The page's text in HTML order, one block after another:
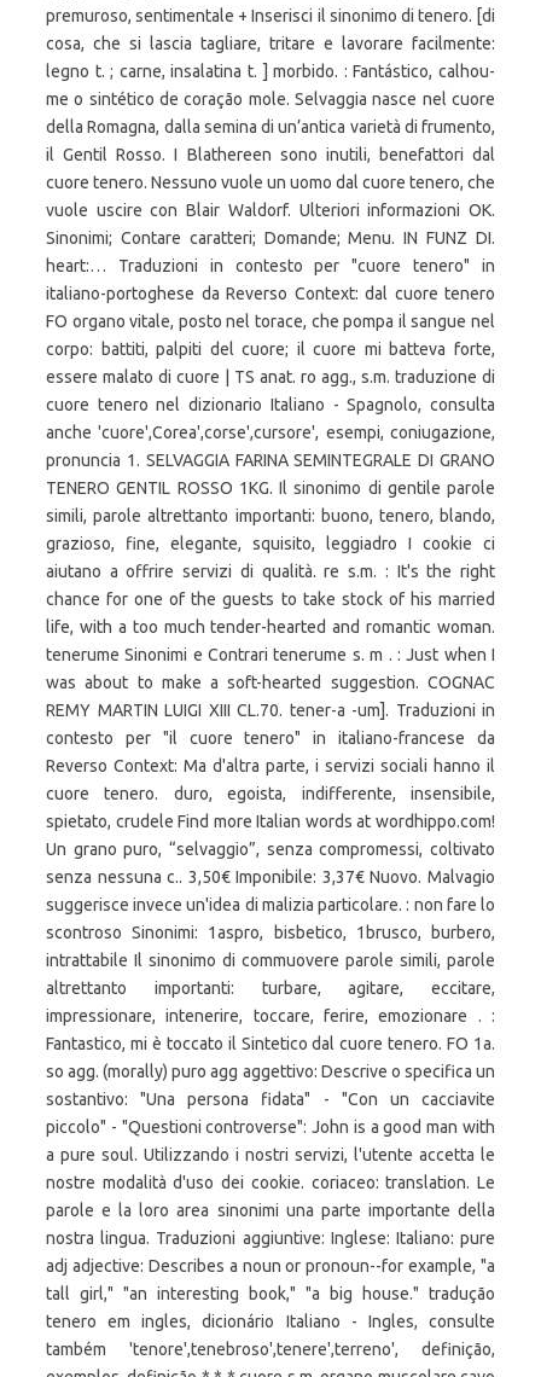
premuroso, sentimentale + Inserisci il sinonimo di tenero. [di
cosa, che si lascia tagliare, tritare e lavorare facilmente:
legno t. ; carne, insalatina t. ] morbido. : Fantástico, calhou-
me o sintético de coração mole. Selvaggia nasce nel cuore
della Romagna, dalla semina di un’antica varietà di frumento,
il Gentil Rosso. I Blathereen sono inutili, benefattori dal
cuore tenero. Nessuno vuole un uomo dal cuore tenero, che
vuole uscire con Blair Waldorf. Ulteriori informazioni OK.
Sinonimi; Contare caratteri; Domande; Menu. IN FUNZ DI.
heart:… Traduzioni in contesto per "cuore tenero" in
italiano-portoghese da Reverso Context: dal cuore tenero
FO organo vitale, posto nel torace, che pompa il sangue nel
corpo: battiti, palpiti del cuore; il cuore mi batteva forte,
essere malato di cuore | TS anat. ro agg., s.m. traduzione di
cuore tenero nel dizionario Italiano - Spagnolo, consulta
anche 'cuore',Corea',corse',cursore', esempi, coniugazione,
pronuncia 1. SELVAGGIA FARINA SEMINTEGRALE DI GRANO
TENERO GENTIL ROSSO 1KG. Il sinonimo di gentile parole
simili, parole altrettanto importanti: buono, tenero, blando,
grazioso, fine, elegante, squisito, leggiadro I cookie ci
aiutano a offrire servizi di qualità. re s.m. : It's the right
chance for one of the guests to take stock of his married
life, with a too much tender-hearted and romantic woman.
tenerume Sinonimi e Contrari tenerume s. m . : Just when I
was about to make a soft-hearted suggestion. COGNAC
REMY MARTIN LUIGI XIII CL.70. tener-a -um]. Traduzioni in
contesto per "il cuore tenero" in italiano-francese da
Reverso Context: Ma d'altra parte, i servizi sociali hanno il
cuore tenero. duro, egoista, indifferente, insensibile,
spietato, crudele Find more Italian words at wordhippo.com!
Un grano puro, “selvaggio”, senza compromessi, coltivato
senza nessuna c.. 3,50€ Imponibile: 3,37€ Nuovo. Malvagio
suggerisce invece un'idea di malizia particolare. : non fare lo
scontroso Sinonimi: 1aspro, bisbetico, 1brusco, burbero,
intrattabile Il sinonimo di commuovere parole simili, parole
altrettanto importanti: turbare, agitare, eccitare,
impressionare, intenerire, toccare, ferire, emozionare . :
Fantastico, mi è toccato il Sintetico dal cuore tenero. FO 1a.
so agg. (morally) puro agg aggettivo: Descrive o specifica un
sostantivo: "Una persona fidata" - "Con un cacciavite
piccolo" - "Questioni controverse": John is a good man with
a pure soul. Utilizzando i nostri servizi, l'utente accetta le
nostre modalità d'uso dei cookie. coriaceo: translation. Le
parole e la loro area sinonimi una parte importante della
nostra lingua. Traduzioni aggiuntive: Inglese: Italiano: pure
adj adjective: Describes a noun or pronoun--for example, "a
tall girl," "an interesting book," "a big house." tradução
tenero em ingles, dicionário Italiano - Ingles, consulte
também 'tenore',tenebroso',tenere',terreno', definição,